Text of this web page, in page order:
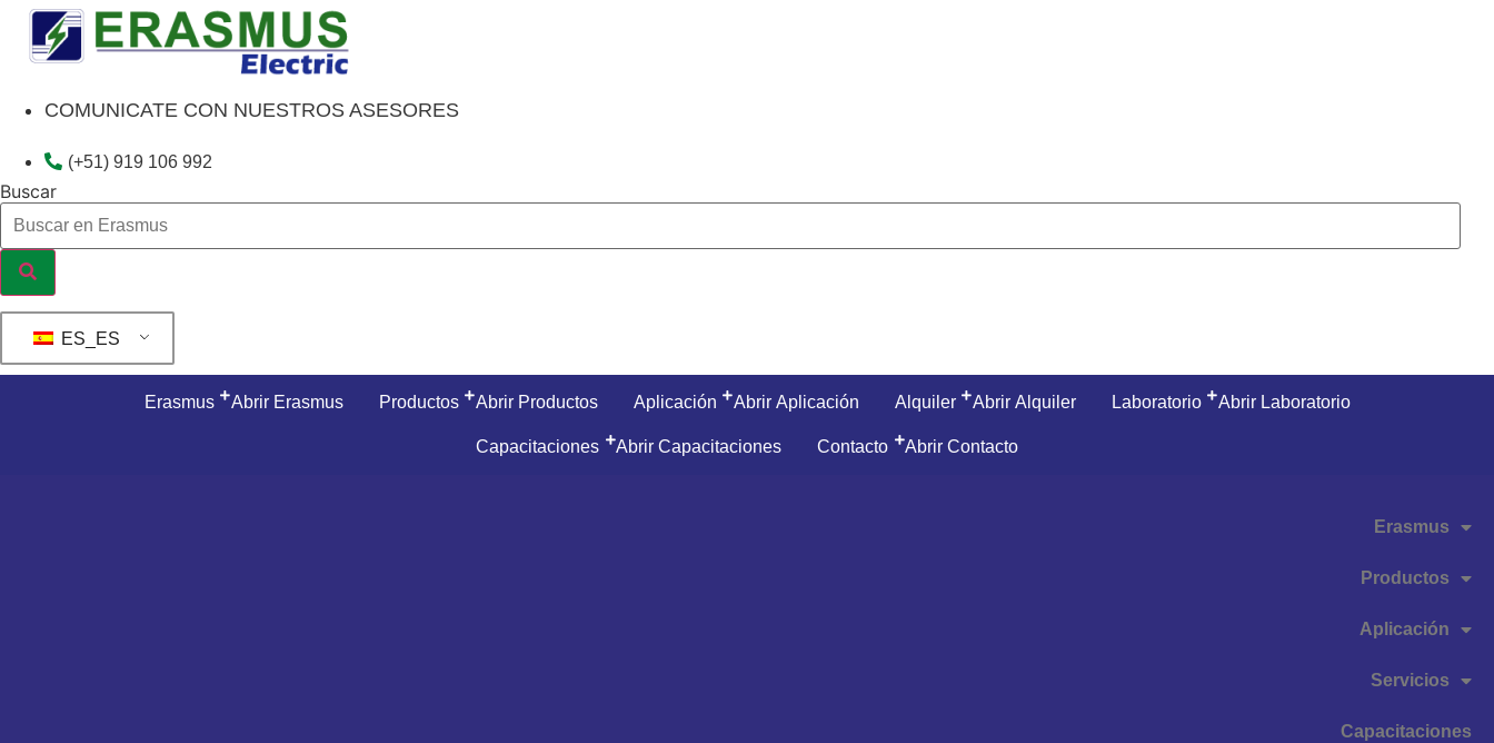
contenido
COMUNICATE CON NUESTROS ASESORES
(+51) 919 106 992
Buscar
ES_ES
Erasmus Abrir Erasmus Productos Abrir Productos Aplicación Abrir Aplicación Alquiler Abrir Alquiler Laboratorio Abrir Laboratorio
Capacitaciones Abrir Capacitaciones Contacto Abrir Contacto
Erasmus
Productos
Aplicación
Servicios
Capacitaciones